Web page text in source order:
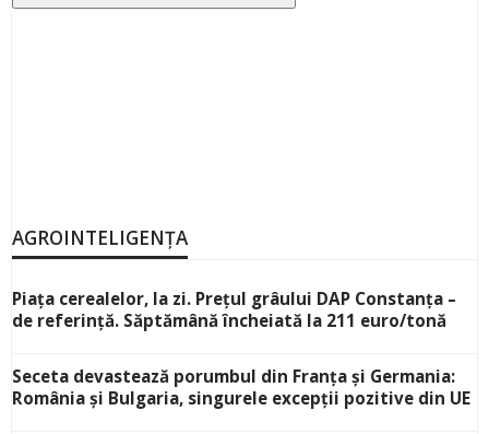
AGROINTELIGENȚA
Piața cerealelor, la zi. Prețul grâului DAP Constanța –
de referință. Săptămână încheiată la 211 euro/tonă
Seceta devastează porumbul din Franța și Germania:
România și Bulgaria, singurele excepții pozitive din UE